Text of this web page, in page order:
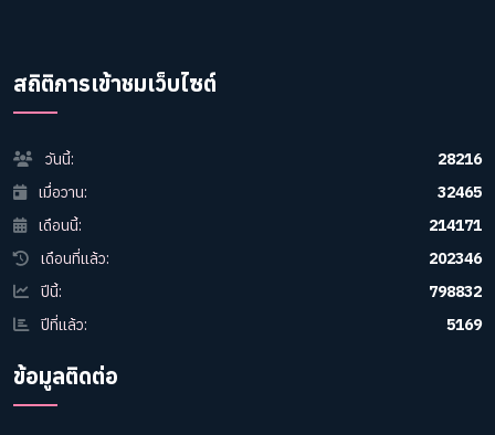
สถิติการเข้าชมเว็บไซต์
วันนี้:
28216
เมื่อวาน:
32465
เดือนนี้:
214171
เดือนที่แล้ว:
202346
ปีนี้:
798832
ปีที่แล้ว:
5169
ข้อมูลติดต่อ